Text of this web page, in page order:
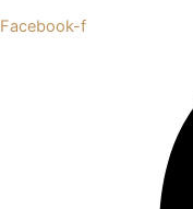
Facebook-f